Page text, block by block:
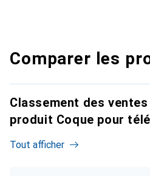
Comparer les
Classement des
produit Coque pour
Tout afficher